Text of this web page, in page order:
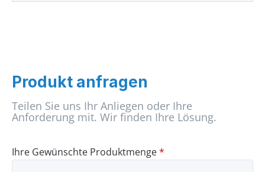
Produkt anfragen
Teilen Sie uns Ihr Anliegen oder Ihre
Anforderung mit. Wir finden Ihre Lösung.
Ihre Gewünschte Produktmenge*